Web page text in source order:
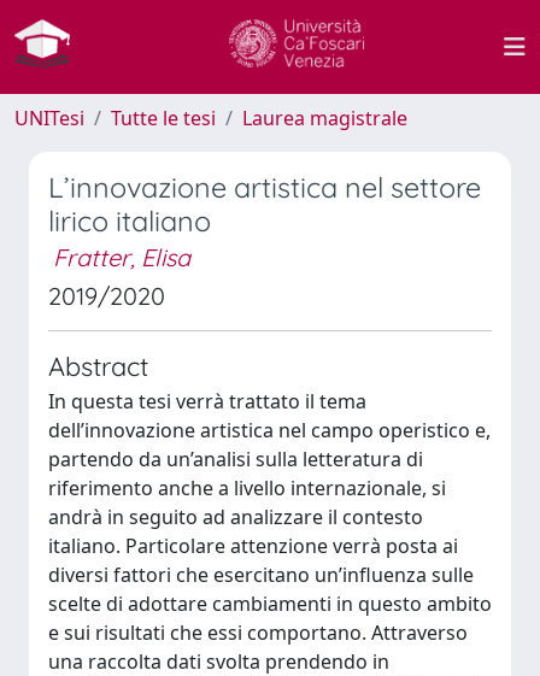
UNITesi Tutte le tesi Laurea magistrale
L’innovazione artistica nel settore
lirico italiano
Fratter, Elisa
2019/2020
Abstract
In questa tesi verrà trattato il tema
dell’innovazione artistica nel campo operistico e,
partendo da un’analisi sulla letteratura di
riferimento anche a livello internazionale, si
andrà in seguito ad analizzare il contesto
italiano. Particolare attenzione verrà posta ai
diversi fattori che esercitano un’influenza sulle
scelte di adottare cambiamenti in questo ambito
e sui risultati che essi comportano. Attraverso
una raccolta dati svolta prendendo in